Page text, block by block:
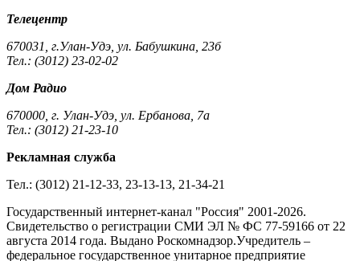
Телецентр
670031, г.Улан-Удэ, ул. Бабушкина, 23б
Тел.: (3012) 23-02-02
Дом Радио
670000, г. Улан-Удэ, ул. Ербанова, 7а
Тел.: (3012) 21-23-10
Рекламная служба
Тел.: (3012) 21-12-33, 23-13-13, 21-34-21
Государственный интернет-канал "Россия" 2001-2026.
Cвидетельство о регистрации СМИ ЭЛ № ФС 77-59166 от 22
августа 2014 года. Выдано Роскомнадзор.Учредитель –
федеральное государственное унитарное предприятие